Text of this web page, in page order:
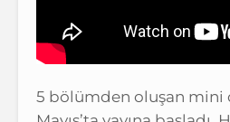
5 bölümden oluşan mini